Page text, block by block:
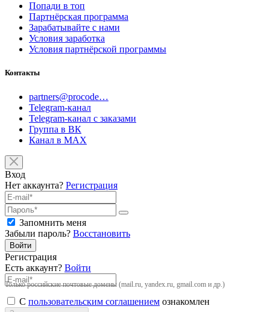
Попади в топ
Партнёрская программа
Зарабатывайте с нами
Условия заработка
Условия партнёрской программы
Контакты
partners@procode…
Telegram-канал
Telegram-канал с заказами
Группа в ВК
Канал в MAX
Вход
Нет аккаунта? Регистрация
Запомнить меня
Забыли пароль? Восстановить
Войти
Регистрация
Есть аккаунт? Войти
Только российские почтовые домены (mail.ru, yandex.ru, gmail.com и др.)
С пользовательским соглашением ознакомлен